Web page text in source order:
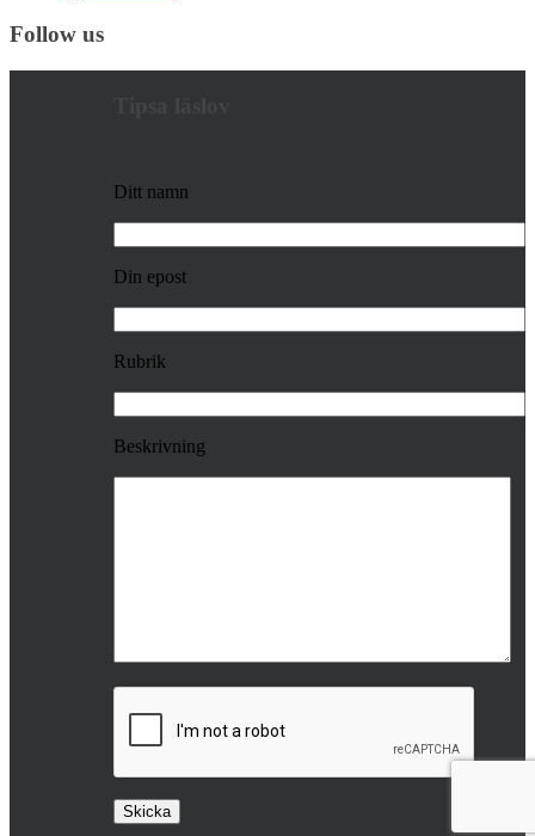
Follow us
Ditt namn
Din epost
Rubrik
Beskrivning